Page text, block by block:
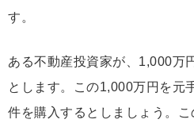
す。
ある不動産投資家が、1,000万
とします。この1,000万円を元
件を購入するとしましょう。